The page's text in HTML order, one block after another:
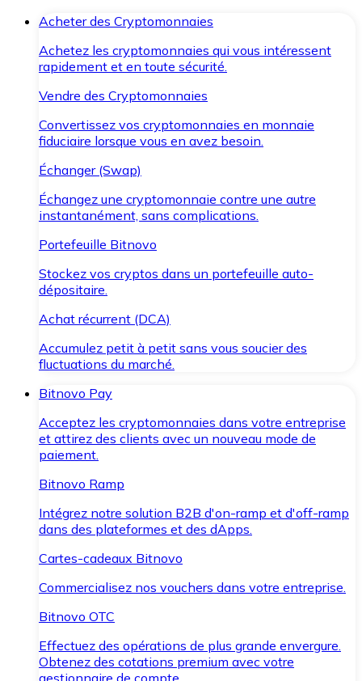
Acheter des Cryptomonnaies
Achetez les cryptomonnaies qui vous intéressent
rapidement et en toute sécurité.
Vendre des Cryptomonnaies
Convertissez vos cryptomonnaies en monnaie
fiduciaire lorsque vous en avez besoin.
Échanger (Swap)
Échangez une cryptomonnaie contre une autre
instantanément, sans complications.
Portefeuille Bitnovo
Stockez vos cryptos dans un portefeuille auto-
dépositaire.
Achat récurrent (DCA)
Accumulez petit à petit sans vous soucier des
fluctuations du marché.
Bitnovo Pay
Acceptez les cryptomonnaies dans votre entreprise
et attirez des clients avec un nouveau mode de
paiement.
Bitnovo Ramp
Intégrez notre solution B2B d'on-ramp et d'off-ramp
dans des plateformes et des dApps.
Cartes-cadeaux Bitnovo
Commercialisez nos vouchers dans votre entreprise.
Bitnovo OTC
Effectuez des opérations de plus grande envergure.
Obtenez des cotations premium avec votre
gestionnaire de compte.